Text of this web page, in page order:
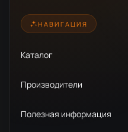
НАВИГАЦИЯ
Каталог
Производители
Полезная информация